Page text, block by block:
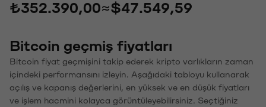
₺352.390,00≈$47.549,59
Bitcoin geçmiş fiyatları
Bitcoin fiyat geçmişini takip ederek kripto varlıkların zaman
içindeki performansını izleyin. Aşağıdaki tabloyu kullanarak
açılış ve kapanış değerlerini, en yüksek ve en düşük fiyatları
ve işlem hacmini kolayca görüntüleyebilirsiniz. Seçtiğiniz